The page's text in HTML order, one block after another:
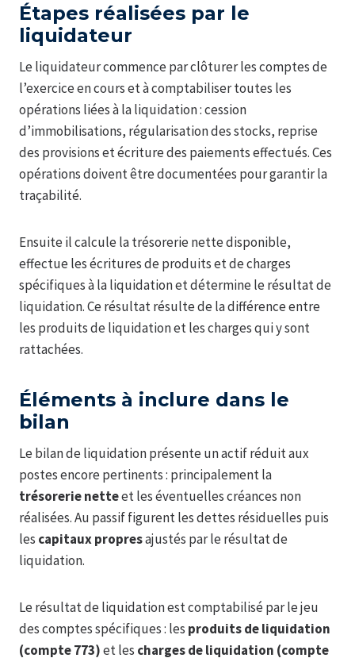
Étapes réalisées par le
liquidateur
Le liquidateur commence par clôturer les comptes de
l’exercice en cours et à comptabiliser toutes les
opérations liées à la liquidation : cession
d’immobilisations, régularisation des stocks, reprise
des provisions et écriture des paiements effectués. Ces
opérations doivent être documentées pour garantir la
traçabilité.
Ensuite il calcule la trésorerie nette disponible,
effectue les écritures de produits et de charges
spécifiques à la liquidation et détermine le résultat de
liquidation. Ce résultat résulte de la différence entre
les produits de liquidation et les charges qui y sont
rattachées.
Éléments à inclure dans le
bilan
Le bilan de liquidation présente un actif réduit aux
postes encore pertinents : principalement la
trésorerie netteet les éventuelles créances non
réalisées. Au passif figurent les dettes résiduelles puis
les capitaux propresajustés par le résultat de
liquidation.
Le résultat de liquidation est comptabilisé par le jeu
des comptes spécifiques : les produits de liquidation
(compte 773)et les charges de liquidation (compte